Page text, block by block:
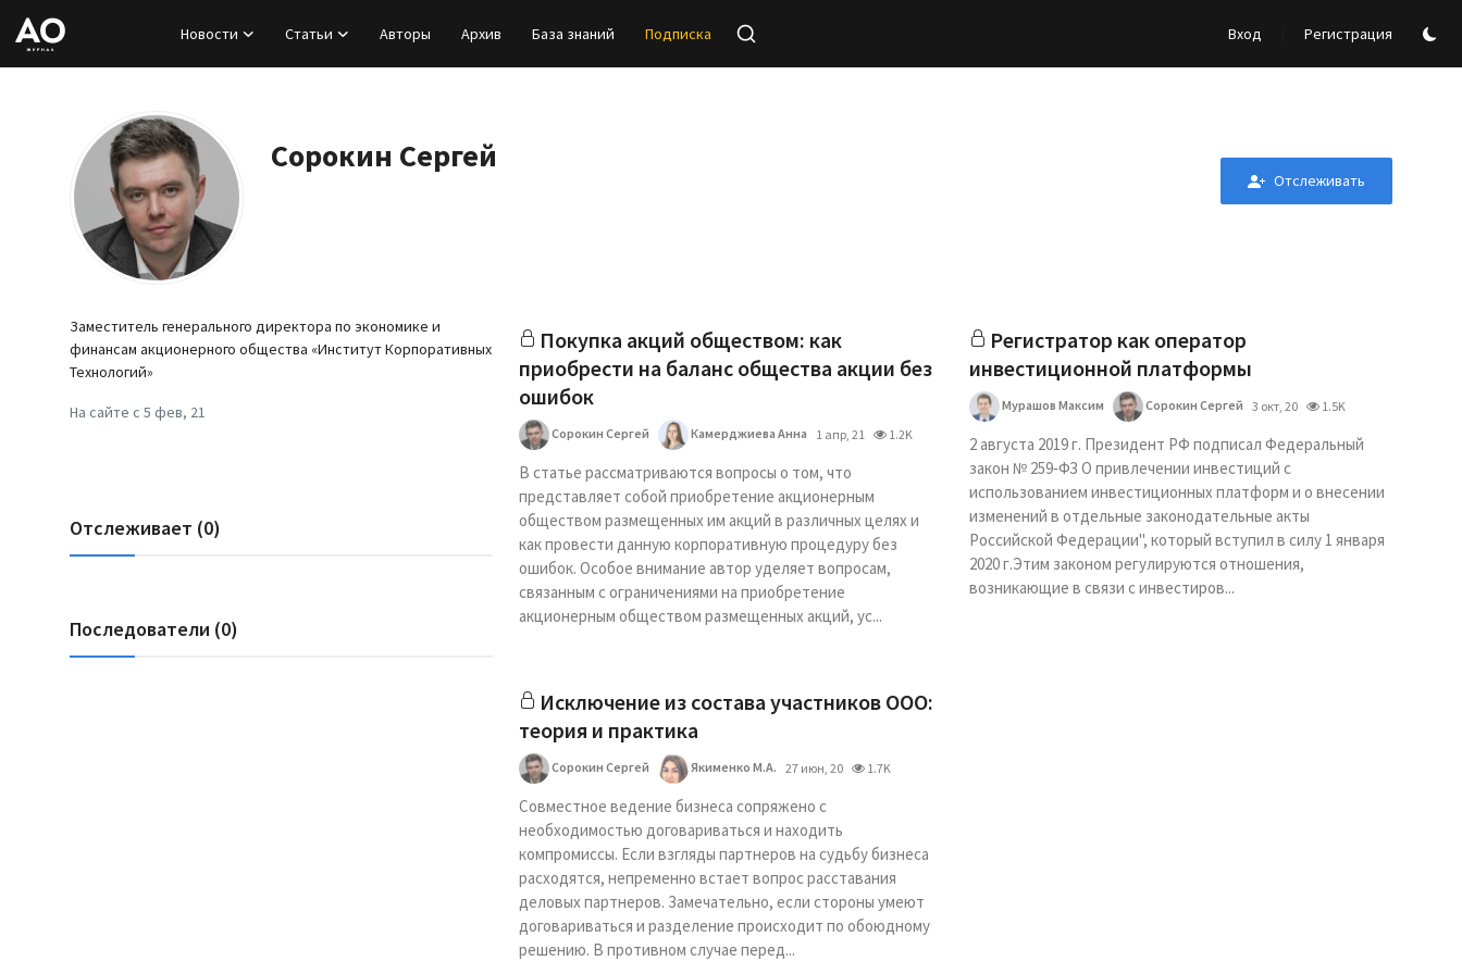
Новости Статьи Авторы Архив База знаний Подписка Вход Регистрация
Регистрация
Новости
База знаний
Сорокин Сергей
Отслеживать
Заместитель генерального директора по экономике и
финансам акционерного общества «Институт Корпоративных
Технологий»
На сайте с 5 фев, 21
Отслеживает (0)
Последователи (0)
Покупка акций обществом: как
приобрести на баланс общества акции без
ошибок
Сорокин Сергей Камерджиева Анна 1 апр, 21 1.2K
В статье рассматриваются вопросы о том, что
представляет собой приобретение акционерным
обществом размещенных им акций в различных целях и
как провести данную корпоративную процедуру без
ошибок. Особое внимание автор уделяет вопросам,
связанным с ограничениями на приобретение
акционерным обществом размещенных акций, ус...
Регистратор как оператор
инвестиционной платформы
Мурашов Максим Сорокин Сергей 3 окт, 20 1.5K
2 августа 2019 г. Президент РФ подписал Федеральный
закон № 259‑ФЗ О привлечении инвестиций с
использованием инвестиционных платформ и о внесении
изменений в отдельные законодательные акты
Российской Федерации", который вступил в силу 1 января
2020 г.Этим законом регулируются отношения,
возникающие в связи с инвестиров...
Исключение из состава участников ООО:
теория и практика
Сорокин Сергей Якименко М.А. 27 июн, 20 1.7K
Совместное ведение бизнеса сопряжено с
необходимостью договариваться и находить
компромиссы. Если взгляды партнеров на судьбу бизнеса
расходятся, непременно встает вопрос расставания
деловых партнеров. Замечательно, если стороны умеют
договариваться и разделение происходит по обоюдному
решению. В противном случае перед...